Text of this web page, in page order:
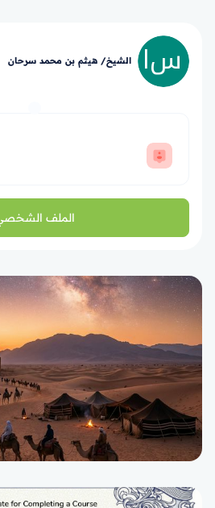
الشيخ/ هيثم بن محمد سرحان
الملف الشخصي